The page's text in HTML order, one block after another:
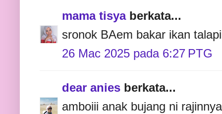
mama tisyaberkata...
sronok BAem bakar ikan
26 Mac 2025 pada 6:27 PTG
dear anies berkata...
amboiii anak bujang ni